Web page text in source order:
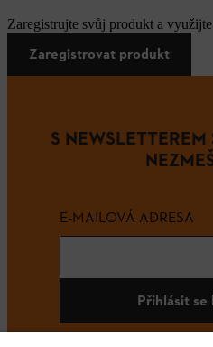
Zaregistrujte svůj produkt a
Zaregistrovat produkt
S
E-MAILOVÁ ADRESA
Přihlásit se